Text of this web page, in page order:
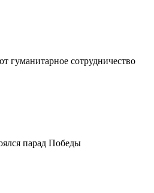
гуманитарное сотрудничество
парад Победы